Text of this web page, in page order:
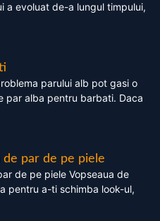
a evoluat de-a lungul timpului,
parului alb pot gasi o
par alba pentru barbati. Daca
par de pe piele
de pe piele Vopseaua de
pentru a-ti schimba look-ul,